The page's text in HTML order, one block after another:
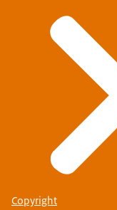
Copyright